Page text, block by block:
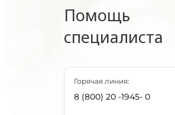
Помощь
специалиста
Горячая линия:
8 (800) 20 -1945- 0